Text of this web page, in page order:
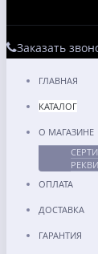
Заказать
ГЛАВНАЯ
КАТАЛОГ
О МАГАЗИНЕ
ОПЛАТА
ДОСТАВКА
ГАРАНТИЯ